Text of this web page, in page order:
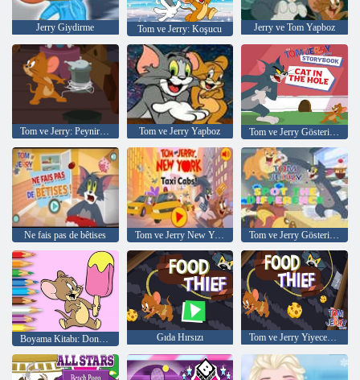
Jerry Giydirme Tom ve Jerry: Koşucu Jerry ve Tom Yapboz
Tom ve Jerry: Peynir Atışı Tom ve Jerry Yapboz Tom ve Jerry Gösterisi Öykü Kitabı Delikteki Kedi
Ne fais pas de bêtises Tom ve Jerry New York'ta: Taksiler Tom ve Jerry Gösterisi Farkı Bulun
Gıda Hırsızı Tom ve Jerry Yiyecek Hırsızını Gösteriyor